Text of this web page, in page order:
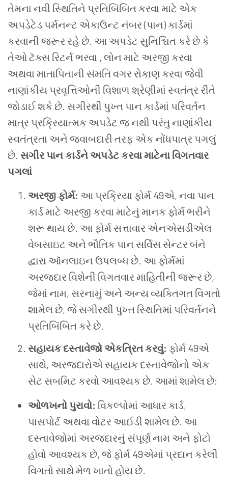
તેમના નવી સ્થિતિને પ્રતિબિંબિત કરવા માટે એક
અપડેટેડ પર્મનન્ટ એકાઉન્ટ નંબર (પાન) કાર્ડમાં
કરવાની જરૂર રહે છે. આ અપડેટ સુનિશ્ચિત કરે છે કે
તેઓ ટૅક્સ રિટર્ન ભરવા , લોન માટે અરજી કરવા
અથવા માતાપિતાની સંમતિ વગર રોકાણ કરવા જેવી
નાણાંકીય પ્રવૃત્તિઓની વિશાળ શ્રેણીમાં સ્વતંત્ર રીતે
જોડાઈ શકે છે. સગીરથી પુખ્ત પાન કાર્ડમાં પરિવર્તન
માત્ર પ્રક્રિયાત્મક અપડેટ જ નથી પરંતુ નાણાંકીય
સ્વતંત્રતા અને જવાબદારી તરફ એક નોંધપાત્ર પગલું
છે. સગીર પાન કાર્ડને અપડેટ કરવા માટેના વિગતવાર
પગલાં
અરજી ફોર્મ: આ પ્રક્રિયા ફોર્મ 49એ, નવા પાન
કાર્ડ માટે અરજી કરવા માટેનું માનક ફોર્મ ભરીને
શરૂ થાય છે. આ ફોર્મ સત્તાવાર એનએસડીએલ
વેબસાઇટ અને ભૌતિક પાન સર્વિસ સેન્ટર બંને
દ્વારા ઑનલાઇન ઉપલબ્ધ છે. આ ફોર્મમાં
અરજદાર વિશેની વિગતવાર માહિતીની જરૂર છે,
જેમાં નામ, સરનામું અને અન્ય વ્યક્તિગત વિગતો
શામેલ છે, જે સગીરથી પુખ્ત સ્થિતિમાં પરિવર્તનને
પ્રતિબિંબિત કરે છે.
સહાયક દસ્તાવેજો એકત્રિત કરવું: ફોર્મ 49એ
સાથે, અરજદારોએ સહાયક દસ્તાવેજોનો એક
સેટ સબમિટ કરવો આવશ્યક છે. આમાં શામેલ છે:
ઓળખનો પુરાવો: વિકલ્પોમાં આધાર કાર્ડ,
પાસપોર્ટ અથવા વોટર આઈડી શામેલ છે. આ
દસ્તાવેજોમાં અરજદારનું સંપૂર્ણ નામ અને ફોટો
હોવો આવશ્યક છે, જે ફોર્મ 49એમાં પ્રદાન કરેલી
વિગતો સાથે મેળ ખાતો હોય છે.